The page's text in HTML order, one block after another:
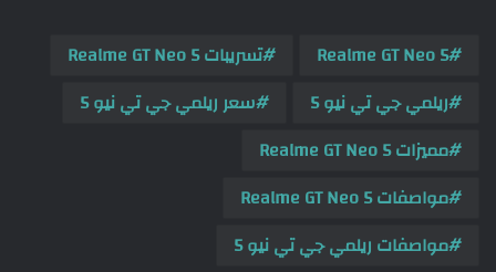
Realme GT Neo 5
تسريبات Realme GT Neo 5
ريلمي جي تي نيو 5
سعر ريلمي جي تي نيو 5
مميزات Realme GT Neo 5
مواصفات Realme GT Neo 5
مواصفات ريلمي جي تي نيو 5